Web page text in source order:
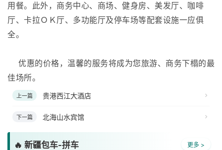
用餐。此外，商务中心、商场、健身房、美发厅、咖啡
厅、卡拉ＯＫ厅、多功能厅及停车场等配套设施一应俱
全。
优惠的价格，温馨的服务将成为您旅游、商务下榻的最
佳场所。
上一篇 贵港西江大酒店
下一篇 北海山水宾馆
🔥 新疆包车-拼车 更多 >